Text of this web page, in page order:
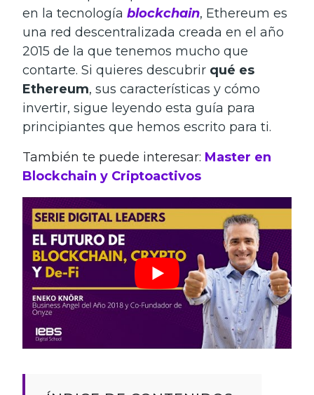
en la tecnología blockchain, Ethereum es
una red descentralizada creada en el año
2015 de la que tenemos mucho que
contarte. Si quieres descubrir qué es
Ethereum, sus características y cómo
invertir, sigue leyendo esta guía para
principiantes que hemos escrito para ti.
También te puede interesar: Master en
Blockchain y Criptoactivos